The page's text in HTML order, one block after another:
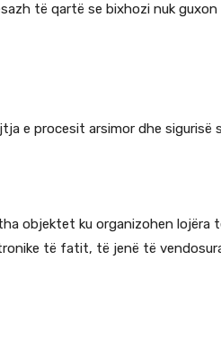
të qartë se bixhozi nuk
e procesit arsimor dhe sigurisë
objektet ku organizohen lojëra
të fatit, të jenë të